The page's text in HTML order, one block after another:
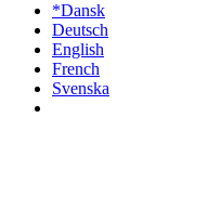
*Dansk
Deutsch
English
French
Svenska